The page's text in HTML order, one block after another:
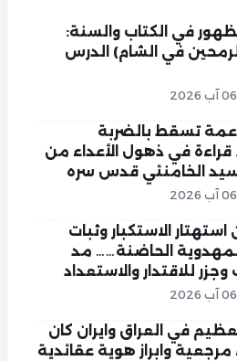
في الكتاب والسنة:
في الشام) الدرس
تسقط بالضربة
قراءة في ذهول الأعداء من
الخامنئي قدس سره
استهتار الاستكبار وثبات
الحاضنة…… مد
وجزر للاقتدار والاستعداد
في العراق وايران كان
مرجعية وابراز هوية عقائدية